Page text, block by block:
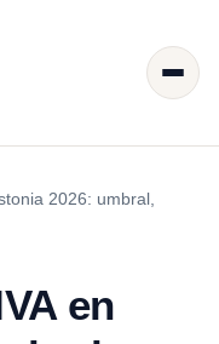
2026: umbral,
en